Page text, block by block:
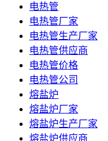
电热管
电热管厂家
电热管生产厂家
电热管供应商
电热管价格
电热管公司
熔盐炉
熔盐炉厂家
熔盐炉生产厂家
熔盐炉供应商